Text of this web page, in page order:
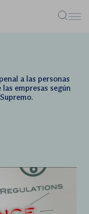
Menú
a las personas
empresas según